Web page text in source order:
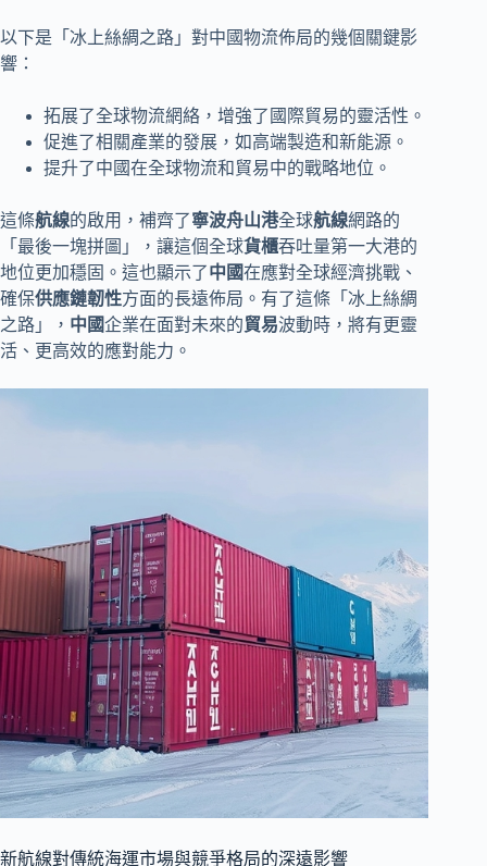
以下是「冰上絲綢之路」對中國物流佈局的幾個關鍵影
響：
拓展了全球物流網絡，增強了國際貿易的靈活性。
促進了相關產業的發展，如高端製造和新能源。
提升了中國在全球物流和貿易中的戰略地位。
這條航線的啟用，補齊了寧波舟山港全球航線網路的
「最後一塊拼圖」，讓這個全球貨櫃吞吐量第一大港的
地位更加穩固。這也顯示了中國在應對全球經濟挑戰、
確保供應鏈韌性方面的長遠佈局。有了這條「冰上絲綢
之路」， 中國企業在面對未來的貿易波動時，將有更靈
活、更高效的應對能力。
新航線對傳統海運市場與競爭格局的深遠影響